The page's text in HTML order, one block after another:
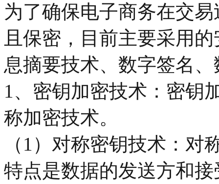
为了确保电子商务在交
且保密，目前主要采用
息摘要技术、数字签名
1、密钥加密技术：密钥
称加密技术。
（1）对称密钥技术：
特点是数据的发送方和